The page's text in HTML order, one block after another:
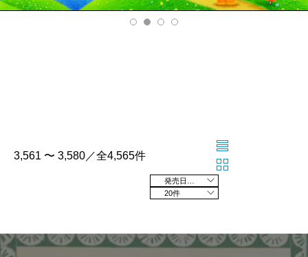
v
xt
3,561 〜 3,580／全4,565件
20件